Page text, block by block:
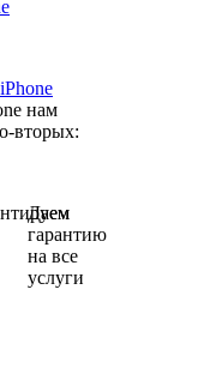
нам
вторых:
Даем
гарантию
на все
услуги